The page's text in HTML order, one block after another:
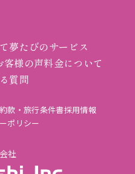
夢たびのサービス
客様の声料金について
質問
款・旅行条件書採用情報
ポリシー
社